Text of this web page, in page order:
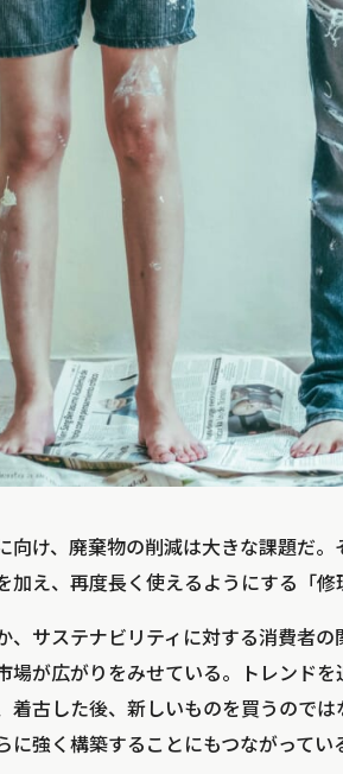
向け、廃棄物の削減は大きな課題だ
加え、再度長く使えるようにする「修
、サステナビリティに対する消費者
場が広がりをみせている。トレンド
着古した後、新しいものを買うので
に強く構築することにもつながってい